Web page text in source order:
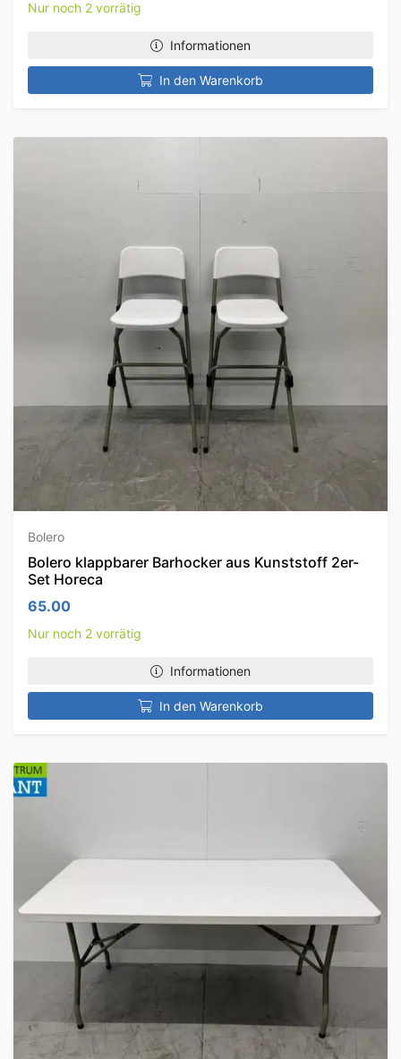
Nur noch 2 vorrätig
Informationen
In den Warenkorb
Bolero
Bolero klappbarer Barhocker aus Kunststoff 2er-
Set Horeca
65.00
Nur noch 2 vorrätig
Informationen
In den Warenkorb